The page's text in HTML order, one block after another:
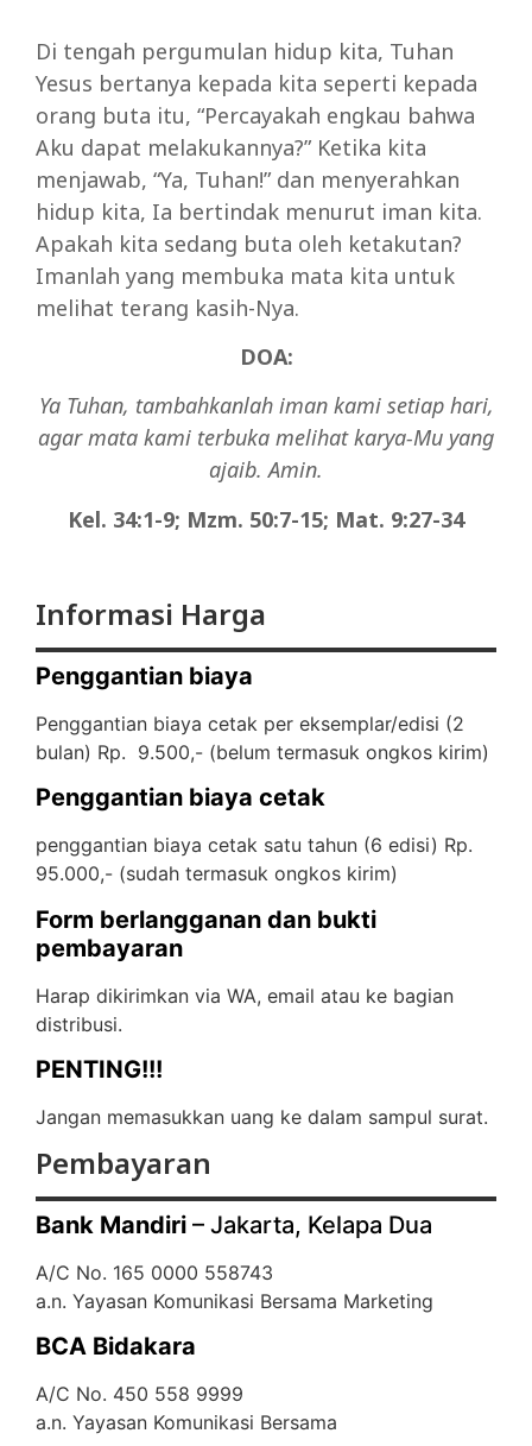
Di tengah pergumulan hidup kita, Tuhan
Yesus bertanya kepada kita seperti kepada
orang buta itu, “Percayakah engkau bahwa
Aku dapat melakukannya?” Ketika kita
menjawab, “Ya, Tuhan!” dan menyerahkan
hidup kita, Ia bertindak menurut iman kita.
Apakah kita sedang buta oleh ketakutan?
Imanlah yang membuka mata kita untuk
melihat terang kasih-Nya.
DOA:
Ya Tuhan, tambahkanlah iman kami setiap hari,
agar mata kami terbuka melihat karya-Mu yang
ajaib. Amin.
Kel. 34:1-9; Mzm. 50:7-15; Mat. 9:27-34
Informasi Harga
Penggantian biaya
Penggantian biaya cetak per eksemplar/edisi (2
bulan) Rp. 9.500,- (belum termasuk ongkos kirim)
Penggantian biaya cetak
penggantian biaya cetak satu tahun (6 edisi) Rp.
95.000,- (sudah termasuk ongkos kirim)
Form berlangganan dan bukti
pembayaran
Harap dikirimkan via WA, email atau ke bagian
distribusi.
PENTING!!!
Jangan memasukkan uang ke dalam sampul surat.
Pembayaran
Bank Mandiri – Jakarta, Kelapa Dua
A/C No. 165 0000 558743
a.n. Yayasan Komunikasi Bersama Marketing
BCA Bidakara
A/C No. 450 558 9999
a.n. Yayasan Komunikasi Bersama